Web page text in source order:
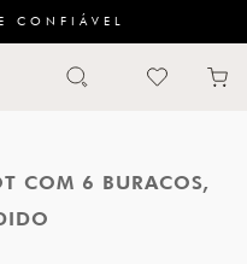
CONFIÁVEL
categoria
COM 6 BURACOS,